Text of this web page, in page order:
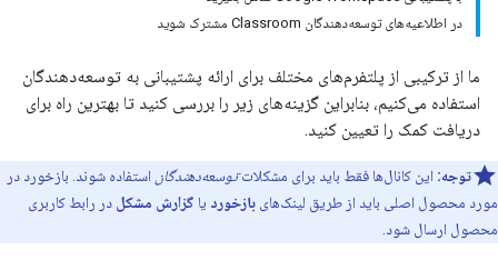
در اطلاعیه‌های توسعه‌دهندگان Classroom مشترک شوید
ما از ترکیبی از پلتفرم‌های مختلف برای ارائه پشتیبانی به توسعه‌دهندگان
استفاده می‌کنیم، بنابراین گزینه‌های زیر را بررسی کنید تا بهترین راه برای
دریافت کمک را تعیین کنید.
توجه: این کانال‌ها فقط باید برای مشکلاتتوسعه‌دهندگان
استفاده شوند. بازخورد در
مورد محصول اصلی باید از طریق لینک‌های بازخورد یا گزارش مشکل در رابط کاربری
محصول ارسال شود.